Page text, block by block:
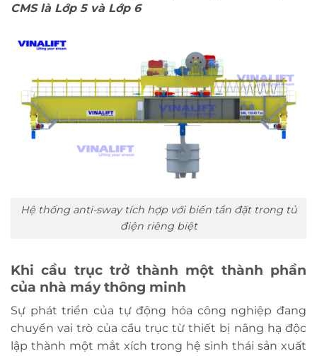
CMS là Lớp 5 và Lớp 6
Hệ thống anti-sway tích hợp với biến tần đặt trong tủ
điện riêng biệt
Khi cầu trục trở thành một thành phần
của nhà máy thông minh
Sự phát triển của tự động hóa công nghiệp đang
chuyển vai trò của cầu trục từ thiết bị nâng hạ độc
lập thành một mắt xích trong hệ sinh thái sản xuất